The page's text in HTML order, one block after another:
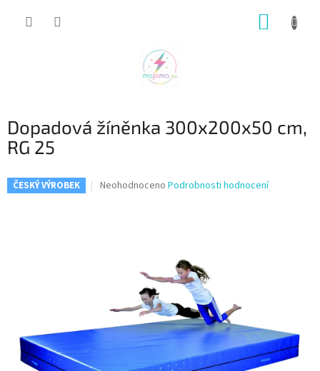
Dopadová žíněnka 300x200x50 cm,
RG 25
ČESKÝ VÝROBEK
Průměrné
hvězdiček.
Neohodnoceno Podrobnosti hodnocení